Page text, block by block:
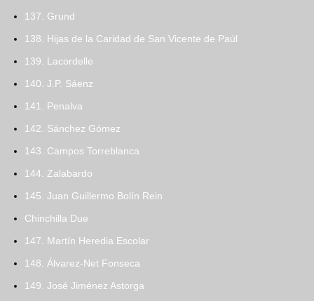
137. Grund
138. Hijas de la Caridad de San Vicente de Paúl
139. Lacordelle
140. J.P. Sáenz
141. Penalva
142. Sánchez Gómez
143. Campos Torreblanca
144. Zalabardo
145. Juan Guillermo Bolín Rein
Chinchilla Due
147. Martín Heredia Escolar
148. Álvarez-Net Fonseca
149. José Jiménez Astorga